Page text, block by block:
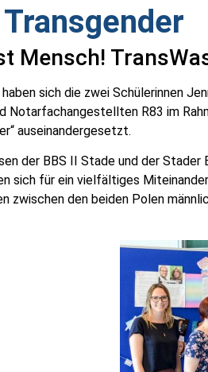
Mensch!
sich die zwei Schülerinnen
Notarfachangestellten R83 im
auseinandergesetzt.
der BBS II Stade und der
sich für ein vielfältiges
zwischen den beiden Polen